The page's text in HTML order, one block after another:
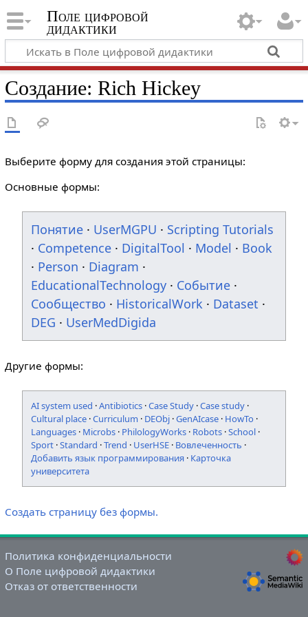
Поле цифровой
дидактики
Создание: Rich Hickey
Выберите форму для создания этой страницы:
Основные формы:
Понятие · UserMGPU · Scripting Tutorials
· Competence · DigitalTool · Model · Book
· Person · Diagram ·
EducationalTechnology · Событие ·
Сообщество · HistoricalWork · Dataset ·
DEG · UserMedDigida
Другие формы:
AI system used ·Antibiotics ·Case Study ·Case study ·
Cultural place ·Curriculum · DEObj ·GenAIcase · HowTo ·
Languages · Microbs · PhilologyWorks · Robots ·School ·
Sport ·Standard ·Trend · UserHSE · Вовлеченность ·
Добавить язык программирования · Карточка
университета
Создать страницу без формы.
Политика конфиденциальности
О Поле цифровой дидактики
Отказ от ответственности